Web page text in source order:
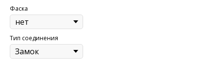
Фаска
Тип соединения